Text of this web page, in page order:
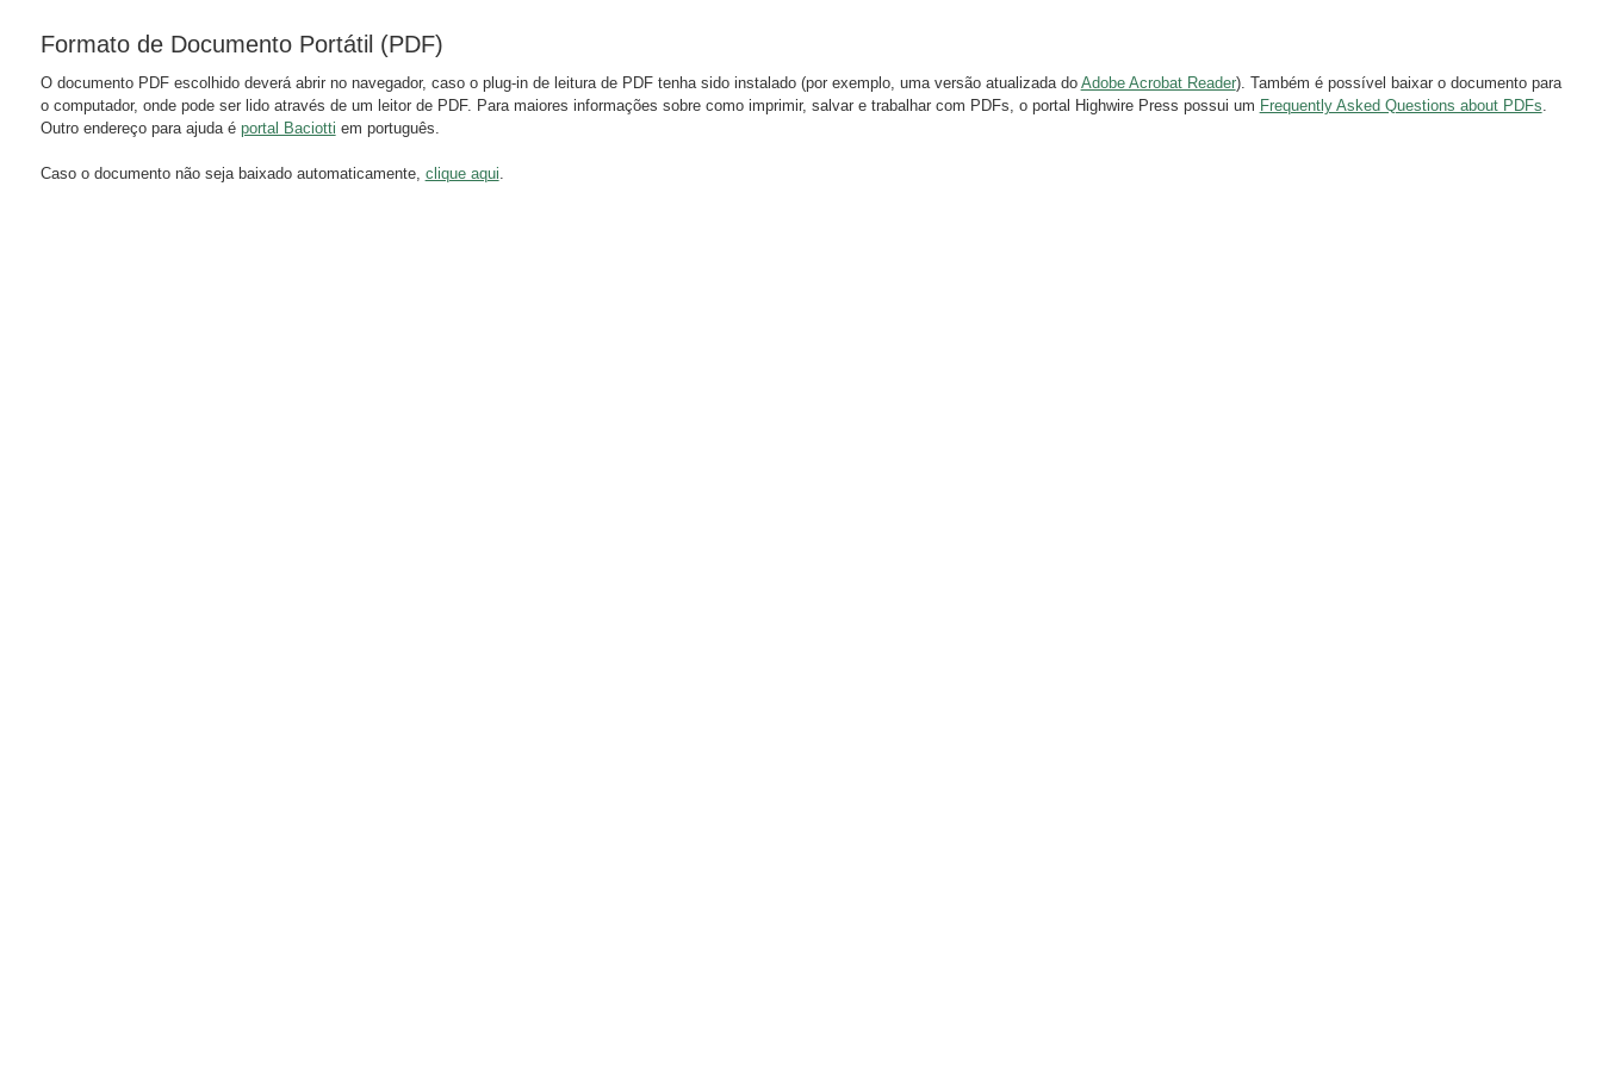
Formato de Documento Portátil (PDF)
O documento PDF escolhido deverá abrir no navegador, caso o plug-in de leitura de PDF tenha sido instalado (por exemplo, uma versão atualizada do Adobe Acrobat Reader). Também é possível baixar o documento para
o computador, onde pode ser lido através de um leitor de PDF. Para maiores informações sobre como imprimir, salvar e trabalhar com PDFs, o portal Highwire Press possui um Frequently Asked Questions about PDFs
Outro endereço para ajuda é portal Baciotti em português.
Caso o documento não seja baixado automaticamente, clique aqui